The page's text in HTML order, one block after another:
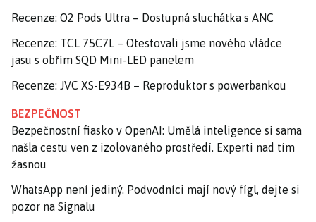
Recenze: O2 Pods Ultra – Dostupná sluchátka s ANC
Recenze: TCL 75C7L – Otestovali jsme nového vládce
jasu s obřím SQD Mini-LED panelem
Recenze: JVC XS-E934B – Reproduktor s powerbankou
BEZPEČNOST
Bezpečnostní fiasko v OpenAI: Umělá inteligence si sama
našla cestu ven z izolovaného prostředí. Experti nad tím
žasnou
WhatsApp není jediný. Podvodníci mají nový fígl, dejte si
pozor na Signalu